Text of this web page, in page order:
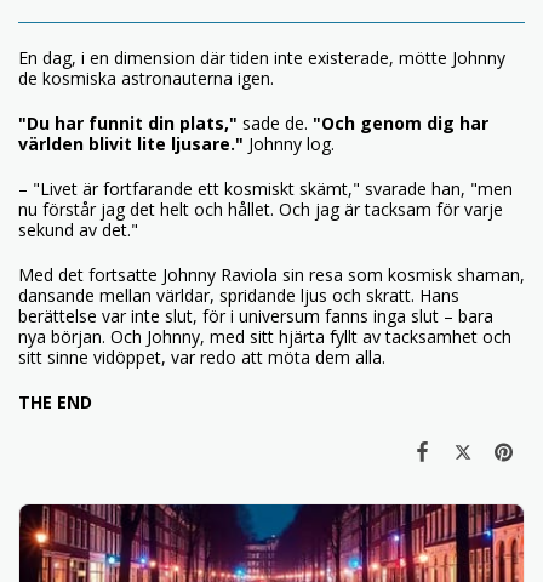
En dag, i en dimension där tiden inte existerade, mötte Johnny
de kosmiska astronauterna igen.
"Du har funnit din plats," sade de. "Och genom dig har
världen blivit lite ljusare." Johnny log.
– "Livet är fortfarande ett kosmiskt skämt," svarade han, "men
nu förstår jag det helt och hållet. Och jag är tacksam för varje
sekund av det."
Med det fortsatte Johnny Raviola sin resa som kosmisk shaman,
dansande mellan världar, spridande ljus och skratt. Hans
berättelse var inte slut, för i universum fanns inga slut – bara
nya början. Och Johnny, med sitt hjärta fyllt av tacksamhet och
sitt sinne vidöppet, var redo att möta dem alla.
THE END